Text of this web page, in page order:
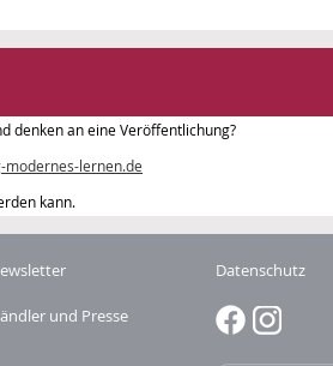
denken an eine Veröffentlichung?
modernes-lernen.de
kann.
Datenschutz
und Presse